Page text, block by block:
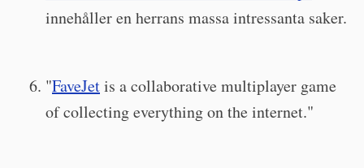
innehåller en herrans massa intressanta saker.
"FaveJetis a collaborative multiplayer game
of collecting everything on the internet."